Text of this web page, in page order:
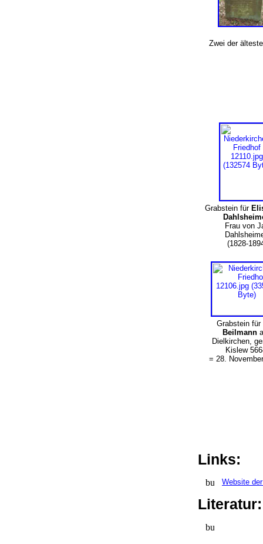
Zwei der
Grabstein für
Frau von
(1828-
Grabstein für
Beilmann
Dielkirchen,
Kislew
= 28.
Links:
Website